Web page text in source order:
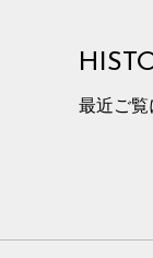
最近ご覧